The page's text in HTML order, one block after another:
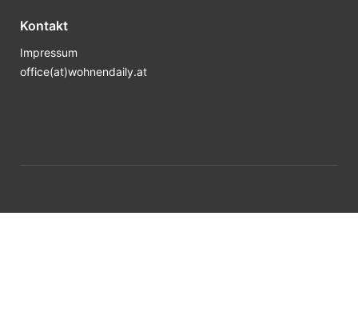
Kontakt
Impressum
office(at)wohnendaily.at